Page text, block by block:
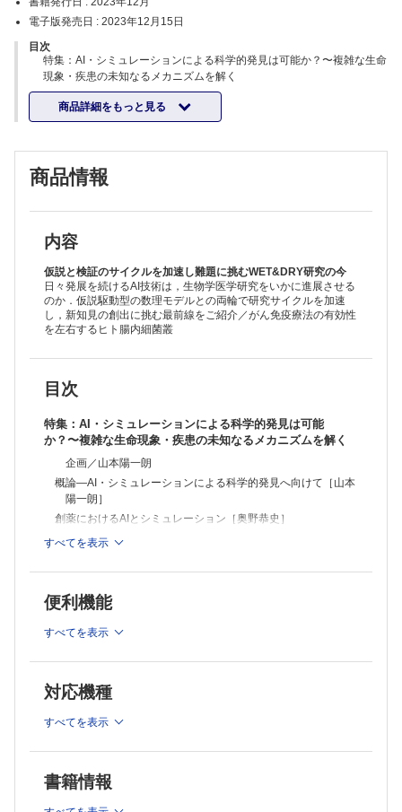
電子版発売日 : 2023年12月15日
目次
特集：AI・シミュレーションによる科学的発見は可能か？〜複雑な生命
現象・疾患の未知なるメカニズムを解く
企画／山本陽一朗
概論―AI・シミュレーションによる科学的発見へ向けて［山本陽一朗］
創薬におけるAIとシミュレーション［奥野恭史］
時系列のマルチオミクス解析による生命現象の理解［久保田浩行］
がんの免疫逃避進化のシミュレーションモデル研究［波江野 洋，佐伯
高山 順，田宮 元］
細胞組織像に対する発見的AIと生成AI［谷内真美，植木優夫，赤塚
純，木村 剛，山本陽一朗］
［Short Article］物理法則をシミュレートするニューラルネットワーク
［上田修功］
［Short Article］未来に向けて：量子コンピュータと機械学習［藤井啓
祐］
馬場勇太，吉村 清
連載
News & Hot Paper Digest
変幻自在！量体数を変えて異なる機能を生み出すイオンチャネル［入江
克雅］
複数標的薬開発の成功が意味するところ［佐々木 努］
腫瘍組織内好中球の免疫代謝リワイヤリングとがん免疫［神﨑 展］
FDA，「ラボ開発テスト」に対する承認審査の強化方針を発表［MSA
Partners］
ウイルス防御機構を利用したがんの進化と薬剤耐性化［磯崎英子］
ピロリ菌感染が引き起こす胃上皮幹細胞ニッチにおける平面内細胞極性
の脱制御［金光昌史］
自然免疫応答の遺伝的多様性を単一細胞分解能で理解する［熊坂夏彦］
クローズアップ実験法
連載再開 挑戦する人―サイエンスと歩む私の奮闘記
実践ImageJ 型で学ぶ生物画像解析
太］
最終回 サイレントエラーをなくす実験のコツ
人間関係の大切さ［板倉英祐］
商品詳細をもっと見る
商品情報
内容
仮説と検証のサイクルを加速し難題に挑むWET&DRY研究の今
日々発展を続けるAI技術は，生物学医学研究をいかに進展させる
のか．仮説駆動型の数理モデルとの両輪で研究サイクルを加速
し，新知見の創出に挑む最前線をご紹介／がん免疫療法の有効性
を左右するヒト腸内細菌叢
目次
特集：AI・シミュレーションによる科学的発見は可能
か？〜複雑な生命現象・疾患の未知なるメカニズムを解く
企画／山本陽一朗
概論―AI・シミュレーションによる科学的発見へ向けて［山本
陽一朗］
創薬におけるAIとシミュレーション［奥野恭史］
分子生成AIによる新規機能性分子の発見に向けて［石田祥一，
時系列のマルチオミクス解析による生命現象の理解［久保田浩
行］
がんの免疫逃避進化のシミュレーションモデル研究［波江野
洋，佐伯晃一］
木智尚，高山 順，田宮 元］
細胞組織像に対する発見的AIと生成AI［谷内真美，植木優夫，
赤塚 純，木村 剛，山本陽一朗］
［Short Article］物理法則をシミュレートするニューラルネッ
［Short Article］未来に向けて：量子コンピュータと機械学習
［藤井啓祐］
いま知りたい!!
すべてを表示
便利機能
すべてを表示
対応機種
すべてを表示
書籍情報